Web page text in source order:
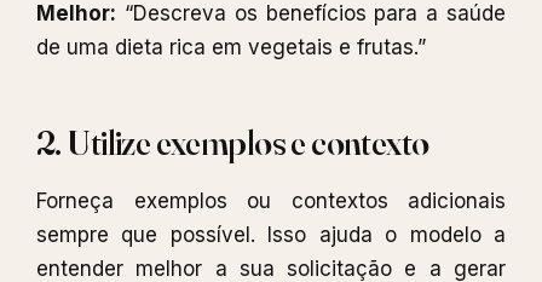
Melhor: “Descreva os benefícios para a saúde
de uma dieta rica em vegetais e frutas.”
2. Utilize exemplos e contexto
Forneça exemplos ou contextos adicionais
sempre que possível. Isso ajuda o modelo a
entender melhor a sua solicitação e a gerar